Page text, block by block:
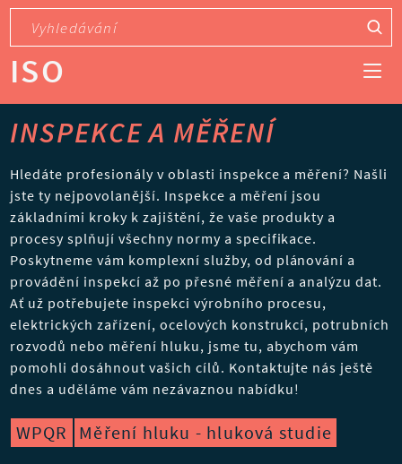
ISO
INSPEKCE A MĚŘENÍ
Hledáte profesionály v oblasti inspekce a měření? Našli
jste ty nejpovolanější. Inspekce a měření jsou
základními kroky k zajištění, že vaše produkty a
procesy splňují všechny normy a specifikace.
Poskytneme vám komplexní služby, od plánování a
provádění inspekcí až po přesné měření a analýzu dat.
Ať už potřebujete inspekci výrobního procesu,
elektrických zařízení, ocelových konstrukcí, potrubních
rozvodů nebo měření hluku, jsme tu, abychom vám
pomohli dosáhnout vašich cílů. Kontaktujte nás ještě
dnes a uděláme vám nezávaznou nabídku!
WPQR Měření hluku - hluková studie